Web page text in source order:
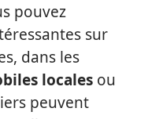
pouvez
sur
dans les
locales ou
peuvent